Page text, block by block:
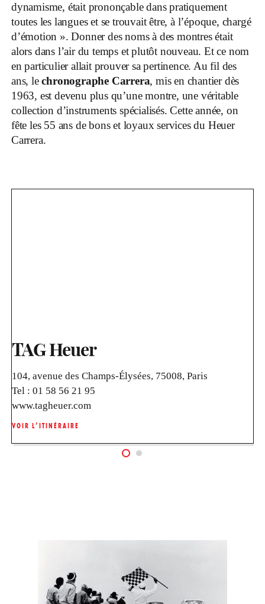
dynamisme, était prononçable dans pratiquement
toutes les langues et se trouvait être, à l’époque, chargé
d’émotion ». Donner des noms à des montres était
alors dans l’air du temps et plutôt nouveau. Et ce nom
en particulier allait prouver sa pertinence. Au fil des
ans, lechronographe Carrera, mis en chantier dès
1963, est devenu plus qu’une montre, une véritable
collection d’instruments spécialisés. Cette année, on
fête les 55 ans de bons et loyaux services du Heuer
Carrera.
TAG Heuer
104, avenue des Champs-Élysées, 75008, Paris
Tel : 01 58 56 21 95
www.tagheuer.com
VOIR L’ITINÉRAIRE